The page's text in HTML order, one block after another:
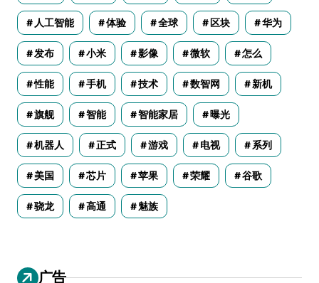
人工智能 体验 全球 区块 华为
发布 小米 影像 微软 怎么
性能 手机 技术 数智网 新机
旗舰 智能 智能家居 曝光
机器人 正式 游戏 电视 系列
美国 芯片 苹果 荣耀 谷歌
骁龙 高通 魅族
广告